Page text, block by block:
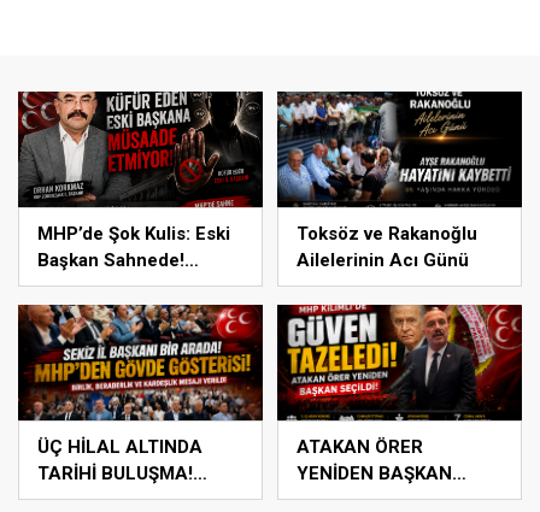
MHP’de Şok Kulis: Eski
Başkan Sahnede!
Korkmaz Yol Vermiyor
Toksöz ve Rakanoğlu
Ailelerinin Acı Günü
ÜÇ HİLAL ALTINDA
TARİHİ BULUŞMA!
SEKİZ İL BAŞKANI BİR
ATAKAN ÖRER
YENİDEN BAŞKAN
SEÇİLDİ